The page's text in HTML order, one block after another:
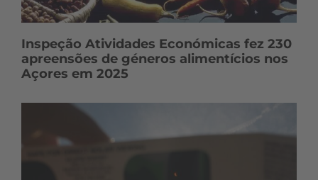
Inspeção Atividades Económicas fez 230
apreensões de géneros alimentícios nos
Açores em 2025